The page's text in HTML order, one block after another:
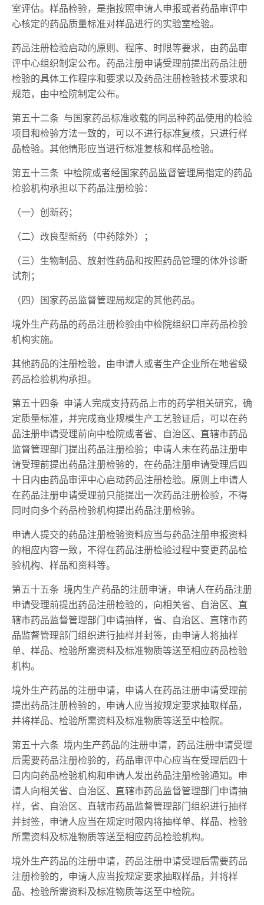
室评估。样品检验，是指按照申请人申报或者药品审评中
心核定的药品质量标准对样品进行的实验室检验。
药品注册检验启动的原则、程序、时限等要求，由药品审
评中心组织制定公布。药品注册申请受理前提出药品注册
检验的具体工作程序和要求以及药品注册检验技术要求和
规范，由中检院制定公布。
第五十二条 与国家药品标准收载的同品种药品使用的检验
项目和检验方法一致的，可以不进行标准复核，只进行样
品检验。其他情形应当进行标准复核和样品检验。
第五十三条 中检院或者经国家药品监督管理局指定的药品
检验机构承担以下药品注册检验：
（一）创新药；
（二）改良型新药（中药除外）；
（三）生物制品、放射性药品和按照药品管理的体外诊断
试剂；
（四）国家药品监督管理局规定的其他药品。
境外生产药品的药品注册检验由中检院组织口岸药品检验
机构实施。
其他药品的注册检验，由申请人或者生产企业所在地省级
药品检验机构承担。
第五十四条 申请人完成支持药品上市的药学相关研究，确
定质量标准，并完成商业规模生产工艺验证后，可以在药
品注册申请受理前向中检院或者省、自治区、直辖市药品
监督管理部门提出药品注册检验；申请人未在药品注册申
请受理前提出药品注册检验的，在药品注册申请受理后四
十日内由药品审评中心启动药品注册检验。原则上申请人
在药品注册申请受理前只能提出一次药品注册检验，不得
同时向多个药品检验机构提出药品注册检验。
申请人提交的药品注册检验资料应当与药品注册申报资料
的相应内容一致，不得在药品注册检验过程中变更药品检
验机构、样品和资料等。
第五十五条 境内生产药品的注册申请，申请人在药品注册
申请受理前提出药品注册检验的，向相关省、自治区、直
辖市药品监督管理部门申请抽样，省、自治区、直辖市药
品监督管理部门组织进行抽样并封签，由申请人将抽样
单、样品、检验所需资料及标准物质等送至相应药品检验
机构。
境外生产药品的注册申请，申请人在药品注册申请受理前
提出药品注册检验的，申请人应当按规定要求抽取样品，
并将样品、检验所需资料及标准物质等送至中检院。
第五十六条 境内生产药品的注册申请，药品注册申请受理
后需要药品注册检验的，药品审评中心应当在受理后四十
日内向药品检验机构和申请人发出药品注册检验通知。申
请人向相关省、自治区、直辖市药品监督管理部门申请抽
样，省、自治区、直辖市药品监督管理部门组织进行抽样
并封签，申请人应当在规定时限内将抽样单、样品、检验
所需资料及标准物质等送至相应药品检验机构。
境外生产药品的注册申请，药品注册申请受理后需要药品
注册检验的，申请人应当按规定要求抽取样品，并将样
品、检验所需资料及标准物质等送至中检院。